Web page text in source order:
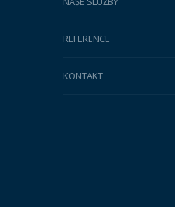
REFERENCE
KONTAKT